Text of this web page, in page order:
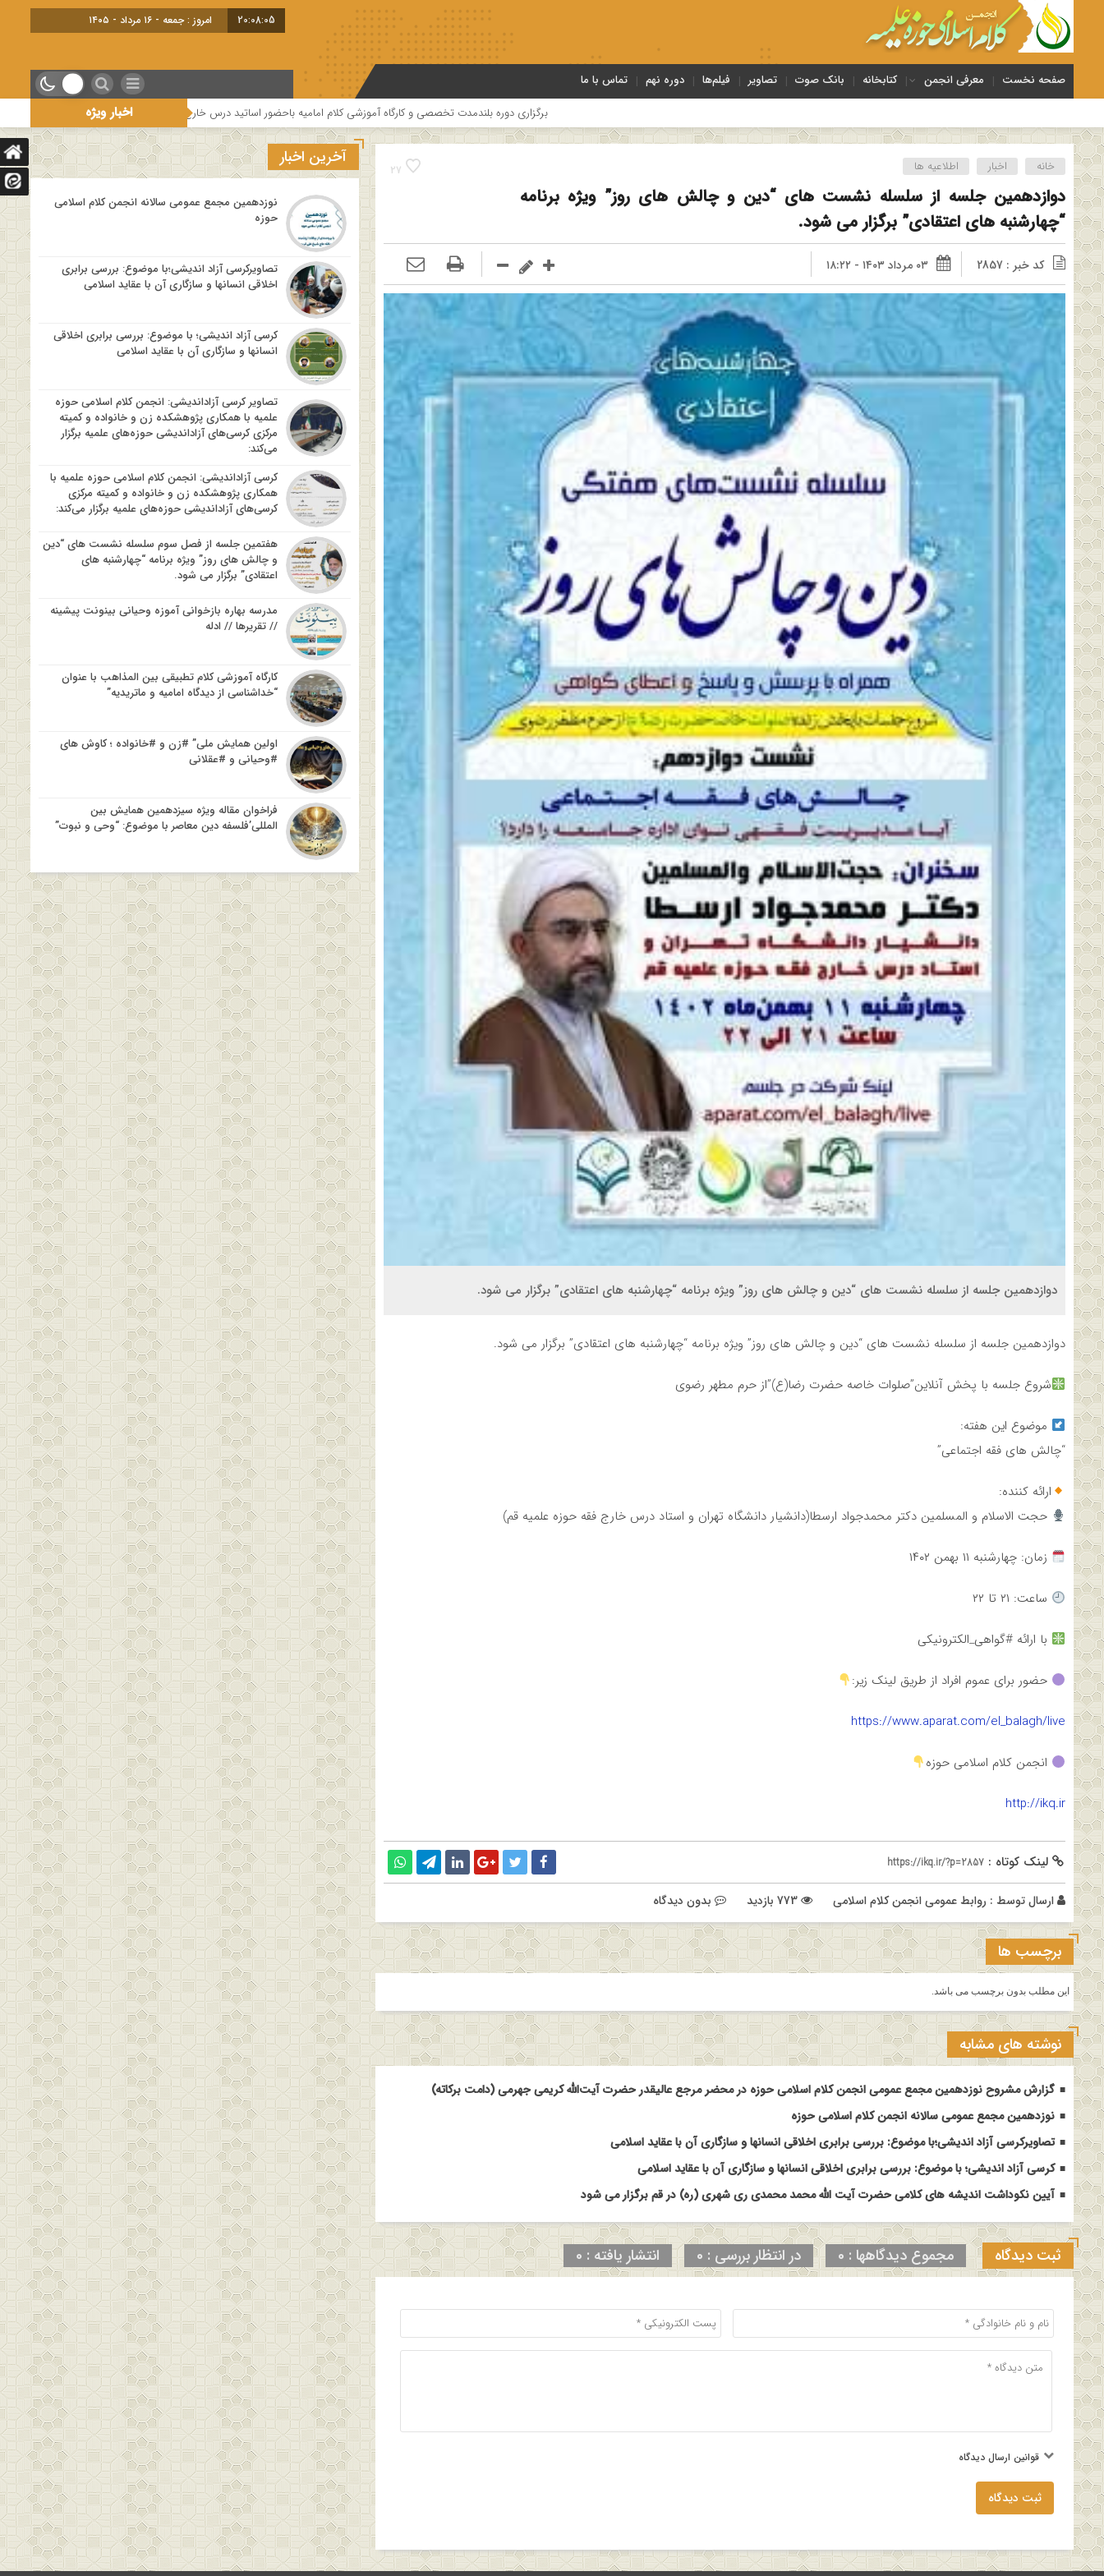
20:08:07 امروز : جمعه - ۱۶ مرداد - ۱۴۰۵
صفحه نخست معرفی انجمن کتابخانه بانک صوت تصاویر فیلم‌ها دوره نهم تماس با ما
اخبار ویژه برگزاری دوره بلندمدت تخصصی و کارگاه آموزشی کلام امامیه باحضور اساتید درس خارج کلام و اساتید حوزه و دانشگاه هفتمین جلسه از فصل سوم
27 خانه اخبار اطلاعیه ها
دوازدهمین جلسه از سلسله نشست های “دین و چالش های روز” ویژه برنامه
“چهارشنبه های اعتقادی” برگزار می شود.
کد خبر : 2857 ۰۳ مرداد ۱۴۰۳ - ۱۸:۲۲
دوازدهمین جلسه از سلسله نشست های “دین و چالش های روز” ویژه برنامه “چهارشنبه های اعتقادی” برگزار می شود.
دوازدهمین جلسه از سلسله نشست های “دین و چالش های روز” ویژه برنامه “چهارشنبه های اعتقادی” برگزار می شود.
شروع جلسه با پخش آنلاین”صلوات خاصه حضرت رضا(ع)”از حرم مطهر رضوی
موضوع این هفته:
“چالش های فقه اجتماعی”
ارائه کننده:
حجت الاسلام و المسلمین دکتر محمدجواد ارسطا(دانشیار دانشگاه تهران و استاد درس خارج فقه حوزه علمیه قم)
زمان: چهارشنبه ۱۱ بهمن ۱۴۰۲
ساعت: ۲۱ تا ۲۲
با ارائه #گواهی_الکترونیکی
حضور برای عموم افراد از طریق لینک زیر:
https://www.aparat.com/el_balagh/live
انجمن کلام اسلامی حوزه
http://ikq.ir
لینک کوتاه : https://ikq.ir/?p=2857
ارسال توسط : روابط عمومی انجمن کلام اسلامی بدون دیدگاه
برچسب ها
این مطلب بدون برچسب می باشد.
نوشته های مشابه
گزارش مشروح نوزدهمین مجمع عمومی انجمن کلام اسلامی حوزه در محضر مرجع عالیقدر حضرت آیت‌الله کریمی جهرمی (دامت برکاته)
نوزدهمین مجمع عمومی سالانه انجمن کلام اسلامی حوزه
تصاویرکرسی آزاد اندیشی؛با موضوع: بررسی برابری اخلاقی انسانها و سازگاری آن با عقاید اسلامی
کرسی آزاد اندیشی؛ با موضوع: بررسی برابری اخلاقی انسانها و سازگاری آن با عقاید اسلامی
آیین نکوداشت اندیشه های کلامی حضرت آیت الله محمد محمدی ری شهری (ره) در قم برگزار می شود
ثبت دیدگاه مجموع دیدگاهها : 0 در انتظار بررسی : 0 انتشار یافته : 0
قوانین ارسال دیدگاه
ثبت دیدگاه
آخرین اخبار
نوزدهمین مجمع عمومی سالانه انجمن کلام اسلامی
حوزه
تصاویرکرسی آزاد اندیشی؛با موضوع: بررسی برابری
اخلاقی انسانها و سازگاری آن با عقاید اسلامی
کرسی آزاد اندیشی؛ با موضوع: بررسی برابری اخلاقی
انسانها و سازگاری آن با عقاید اسلامی
تصاویر کرسی آزاداندیشی: انجمن کلام اسلامی حوزه
علمیه با همکاری پژوهشکده زن و خانواده و کمیته
مرکزی کرسی‌های آزاداندیشی حوزه‌های علمیه برگزار
می‌کند:
کرسی آزاداندیشی: انجمن کلام اسلامی حوزه علمیه با
همکاری پژوهشکده زن و خانواده و کمیته مرکزی
کرسی‌های آزاداندیشی حوزه‌های علمیه برگزار می‌کند:
هفتمین جلسه از فصل سوم سلسله نشست های “دین
و چالش های روز” ویژه برنامه “چهارشنبه های
اعتقادی” برگزار می شود.
مدرسه بهاره بازخوانی آموزه وحیانی بینونت پیشینه
// تقریرها // ادله
کارگاه آموزشی کلام تطبیقی بین المذاهب با عنوان
“خداشناسی از دیدگاه امامیه و ماتریدیه”
اولین همایش ملی” #زن و #خانواده ؛ کاوش های
#وحیانی و #عقلانی
فراخوان مقاله ویژه سیزدهمین همایش بین
المللی’فلسفه دین معاصر با موضوع: “وحی و نبوت”